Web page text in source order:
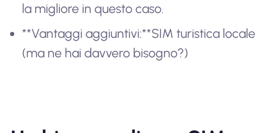
la migliore in questo caso.
**Vantaggi aggiuntivi:**SIM turistica locale
(ma ne hai davvero bisogno?)